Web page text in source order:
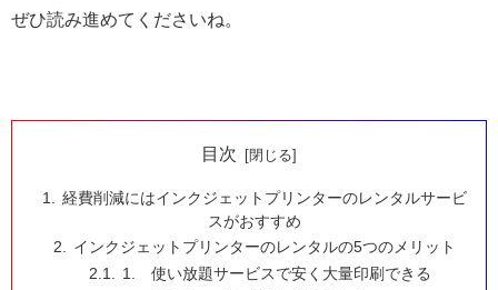
ぜひ読み進めてくださいね。
目次
経費削減にはインクジェットプリンターのレンタルサービ
スがおすすめ
インクジェットプリンターのレンタルの5つのメリット
1. 使い放題サービスで安く大量印刷できる